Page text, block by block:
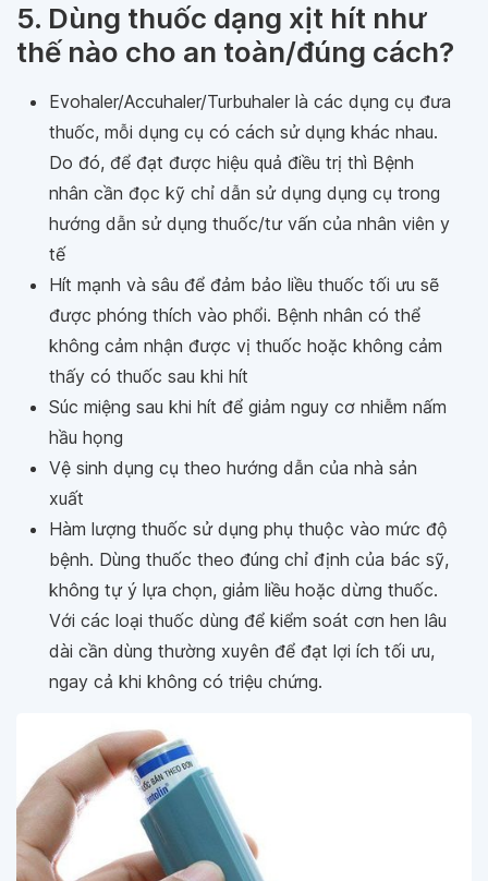
5. Dùng thuốc dạng xịt hít như
thế nào cho an toàn/đúng cách?
Evohaler/Accuhaler/Turbuhaler là các dụng cụ đưa
thuốc, mỗi dụng cụ có cách sử dụng khác nhau.
Do đó, để đạt được hiệu quả điều trị thì Bệnh
nhân cần đọc kỹ chỉ dẫn sử dụng dụng cụ trong
hướng dẫn sử dụng thuốc/tư vấn của nhân viên y
tế
Hít mạnh và sâu để đảm bảo liều thuốc tối ưu sẽ
được phóng thích vào phổi. Bệnh nhân có thể
không cảm nhận được vị thuốc hoặc không cảm
thấy có thuốc sau khi hít
Súc miệng sau khi hít để giảm nguy cơ nhiễm nấm
hầu họng
Vệ sinh dụng cụ theo hướng dẫn của nhà sản
xuất
Hàm lượng thuốc sử dụng phụ thuộc vào mức độ
bệnh. Dùng thuốc theo đúng chỉ định của bác sỹ,
không tự ý lựa chọn, giảm liều hoặc dừng thuốc.
Với các loại thuốc dùng để kiểm soát cơn hen lâu
dài cần dùng thường xuyên để đạt lợi ích tối ưu,
ngay cả khi không có triệu chứng.